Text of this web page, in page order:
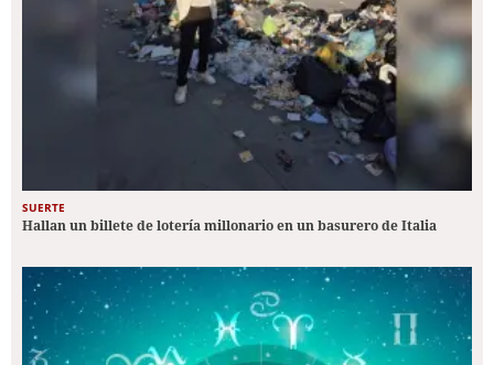
SUERTE
Hallan un billete de lotería millonario en un basurero de Italia